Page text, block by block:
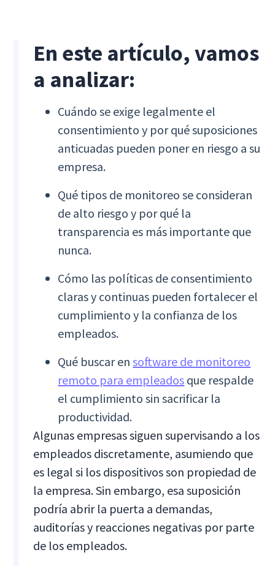
En este artículo, vamos
a analizar:
Cuándo se exige legalmente el
consentimiento y por qué suposiciones
anticuadas pueden poner en riesgo a su
empresa.
Qué tipos de monitoreo se consideran
de alto riesgo y por qué la
transparencia es más importante que
nunca.
Cómo las políticas de consentimiento
claras y continuas pueden fortalecer el
cumplimiento y la confianza de los
empleados.
Qué buscar ensoftware de monitoreo
remoto para empleados que respalde
el cumplimiento sin sacrificar la
productividad.
Algunas empresas siguen supervisando a los
empleados discretamente, asumiendo que
es legal si los dispositivos son propiedad de
la empresa. Sin embargo, esa suposición
podría abrir la puerta a demandas,
auditorías y reacciones negativas por parte
de los empleados.